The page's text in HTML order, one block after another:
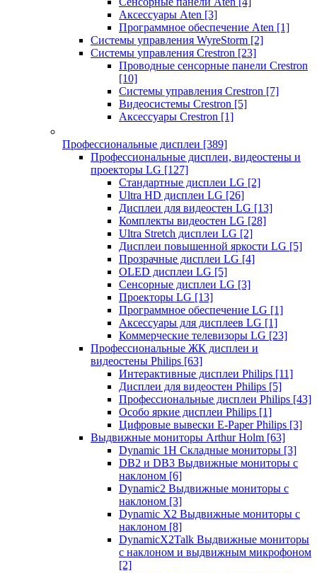
Аксессуары Aten [3]
Программное обеспечение Aten [1]
Системы управления WyreStorm [2]
Системы управления Crestron [23]
Проводные сенсорные панели Crestron
[10]
Системы управления Crestron [7]
Видеосистемы Crestron [5]
Аксессуары Crestron [1]
Профессиональные дисплеи [389]
Профессиональные дисплеи, видеостены и
проекторы LG [127]
Стандартные дисплеи LG [2]
Ultra HD дисплеи LG [26]
Дисплеи для видеостен LG [13]
Комплекты видеостен LG [28]
Ultra Stretch дисплеи LG [2]
Дисплеи повышенной яркости LG [5]
Прозрачные дисплеи LG [4]
OLED дисплеи LG [5]
Сенсорные дисплеи LG [3]
Проекторы LG [13]
Программное обеспечение LG [1]
Аксессуары для дисплеев LG [1]
Коммерческие телевизоры LG [23]
Профессиональные ЖК дисплеи и
видеостены Philips [63]
Интерактивные дисплеи Philips [11]
Дисплеи для видеостен Philips [5]
Профессиональные дисплеи Philips [43]
Особо яркие дисплеи Philips [1]
Цифровые вывески E-Paper Philips [3]
Выдвижные мониторы Arthur Holm [63]
Dynamic 1Н Складные мониторы [3]
DB2 и DB3 Выдвижные мониторы с
наклоном [6]
Dynamic2 Выдвижные мониторы с
наклоном [3]
Dynamic X2 Выдвижные мониторы с
наклоном [8]
DynamicX2Talk Выдвижные мониторы
с наклоном и выдвижным микрофоном
[2]